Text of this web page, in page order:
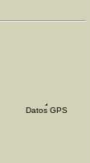
Datos GPS